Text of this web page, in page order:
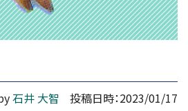
石井 大智 投稿日時：2023/01/17